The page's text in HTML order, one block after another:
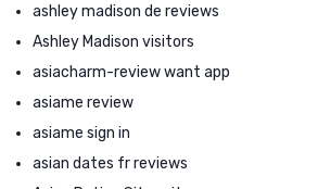
ashley madison de reviews
Ashley Madison visitors
asiacharm-review want app
asiame review
asiame sign in
asian dates fr reviews